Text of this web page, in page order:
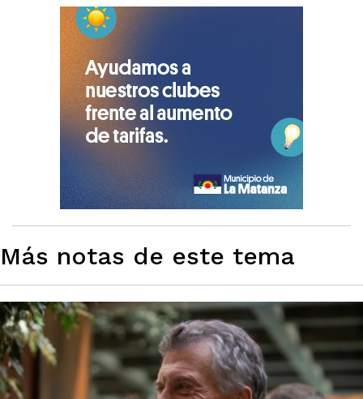
Más notas de este tema